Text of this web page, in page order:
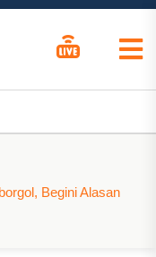
Begini Alasan